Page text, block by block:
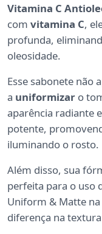
Vitamina C
com vitamina C,
profunda,
oleosidade.
Esse sabonete não
a uniformizar o
aparência radiante
potente,
iluminando o rosto.
Além disso, sua
perfeita para o uso
Uniform & Matte
diferença na